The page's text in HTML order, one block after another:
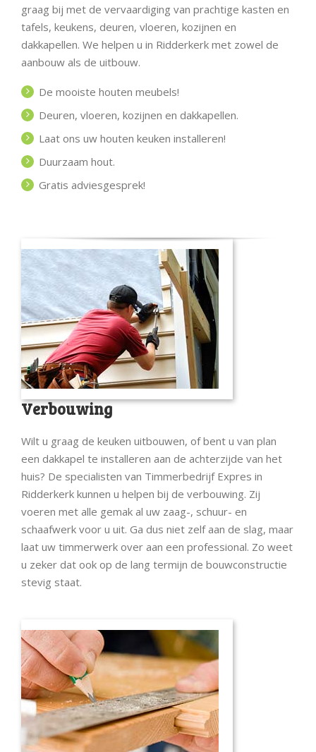
graag bij met de vervaardiging van prachtige kasten en
tafels, keukens, deuren, vloeren, kozijnen en
dakkapellen. We helpen u in Ridderkerk met zowel de
aanbouw als de uitbouw.
De mooiste houten meubels!
Deuren, vloeren, kozijnen en dakkapellen.
Laat ons uw houten keuken installeren!
Duurzaam hout.
Gratis adviesgesprek!
Verbouwing
Wilt u graag de keuken uitbouwen, of bent u van plan
een dakkapel te installeren aan de achterzijde van het
huis? De specialisten van Timmerbedrijf Expres in
Ridderkerk kunnen u helpen bij de verbouwing. Zij
voeren met alle gemak al uw zaag-, schuur- en
schaafwerk voor u uit. Ga dus niet zelf aan de slag, maar
laat uw timmerwerk over aan een professional. Zo weet
u zeker dat ook op de lang termijn de bouwconstructie
stevig staat.